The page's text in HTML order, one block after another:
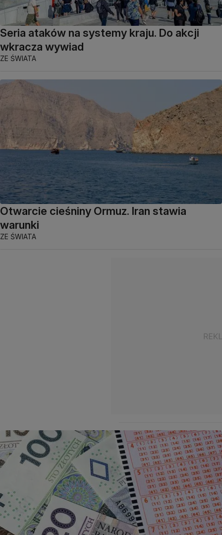
Seria ataków na systemy kraju. Do akcji
wkracza wywiad
ZE ŚWIATA
Otwarcie cieśniny Ormuz. Iran stawia
warunki
ZE ŚWIATA